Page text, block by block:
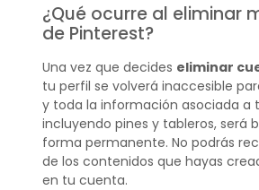
¿Qué ocurre al eliminar
de Pinterest?
Una vez que decides eliminar
tu perfil se volverá inaccesible
y toda la información asociada a
incluyendo pines y tableros, será
forma permanente. No podrás
de los contenidos que hayas
en tu cuenta.